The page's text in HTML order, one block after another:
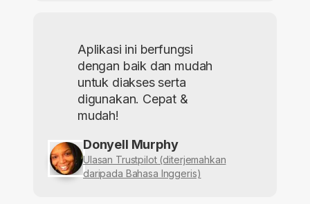
Aplikasi ini berfungsi
dengan baik dan mudah
untuk diakses serta
digunakan. Cepat &
mudah!
Donyell Murphy
Ulasan Trustpilot (diterjemahkan
daripada Bahasa Inggeris)